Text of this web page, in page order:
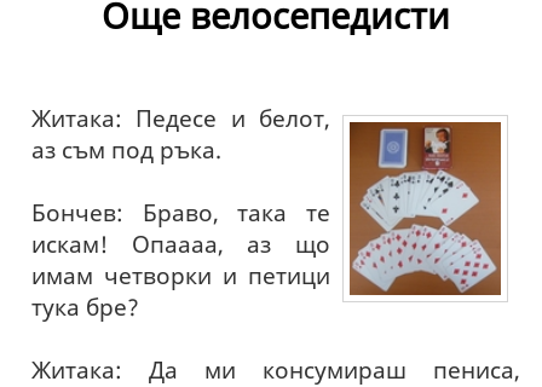
Още велосепедисти
Житака: Педесе и белот,
аз съм под ръка.
Бончев: Браво, така те
искам! Опаааа, аз що
имам четворки и петици
тука бре?
Житака: Да ми консумираш пениса,